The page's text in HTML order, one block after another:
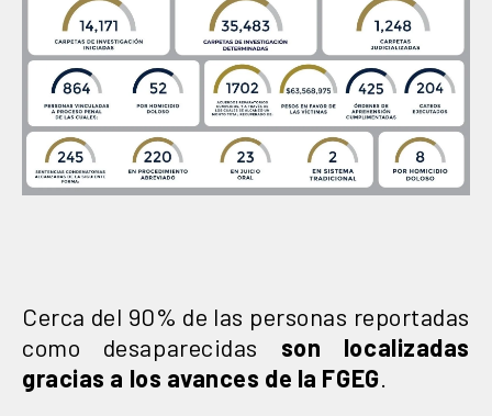
Cerca del 90% de las personas reportadas
como desaparecidas son localizadas
gracias a los avances de la FGEG